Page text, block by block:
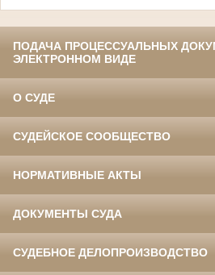
ПОДАЧА ПРОЦЕССУАЛЬНЫХ
ЭЛЕКТРОННОМ ВИДЕ
О СУДЕ
СУДЕЙСКОЕ СООБЩЕСТВО
НОРМАТИВНЫЕ АКТЫ
ДОКУМЕНТЫ СУДА
СУДЕБНОЕ ДЕЛОПРОИЗВОДСТВО